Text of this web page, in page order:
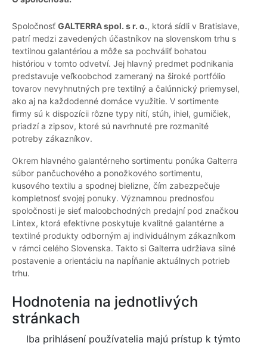
Spoločnosť GALTERRA spol. s r. o., ktorá sídli v Bratislave,
patrí medzi zavedených účastníkov na slovenskom trhu s
textilnou galantériou a môže sa pochváliť bohatou
históriou v tomto odvetví. Jej hlavný predmet podnikania
predstavuje veľkoobchod zameraný na široké portfólio
tovarov nevyhnutných pre textilný a čalúnnický priemysel,
ako aj na každodenné domáce využitie. V sortimente
firmy sú k dispozícii rôzne typy nití, stúh, ihiel, gumičiek,
priadzí a zipsov, ktoré sú navrhnuté pre rozmanité
potreby zákazníkov.
Okrem hlavného galantérneho sortimentu ponúka Galterra
súbor pančuchového a ponožkového sortimentu,
kusového textilu a spodnej bielizne, čím zabezpečuje
kompletnosť svojej ponuky. Významnou prednosťou
spoločnosti je sieť maloobchodných predajní pod značkou
Lintex, ktorá efektívne poskytuje kvalitné galantérne a
textilné produkty odborným aj individuálnym zákazníkom
v rámci celého Slovenska. Takto si Galterra udržiava silné
postavenie a orientáciu na napĺňanie aktuálnych potrieb
trhu.
Hodnotenia na jednotlivých
stránkach
Iba prihlásení používatelia majú prístup k týmto